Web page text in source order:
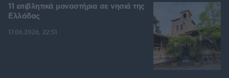
11 επιβλητικά μοναστήρια σε νησιά της
Ελλάδας
17.06.2026, 22:51